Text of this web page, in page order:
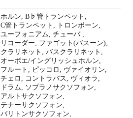
ホルン, B♭管トランペット,
C管トランペット,
トロンボーン,
ユーフォニアム, チューバ ,
リコーダー, ファゴット(バスーン),
クラリネット, バスクラリネット,
オーボエ/イングリッシュホルン,
フルート,
ピッコロ, ヴァイオリン,
チェロ,
コントラバス, ヴィオラ,
ドラム,
ソプラノサクソフォン,
アルトサクソフォン,
テナーサクソフォン,
バリトンサクソフォン,